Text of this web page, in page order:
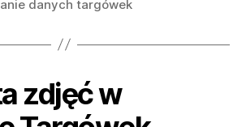
danych targówek
zdjęć w